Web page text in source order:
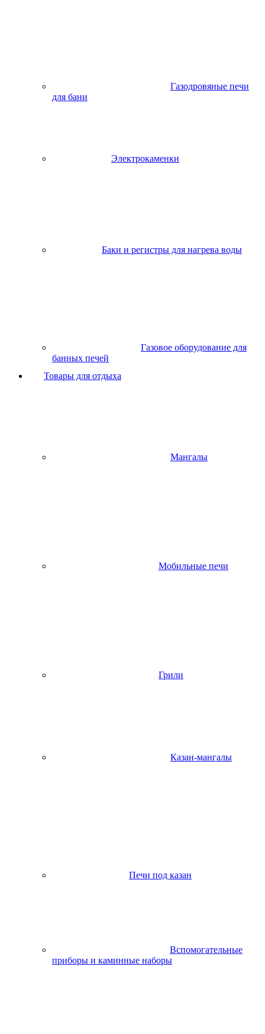
Газодровяные печи
для бани
Электрокаменки
Баки и регистры для нагрева воды
Газовое оборудование для
банных печей
Товары для отдыха
Мангалы
Мобильные печи
Грили
Казан-мангалы
Печи под казан
Вспомогательные
приборы и каминные наборы